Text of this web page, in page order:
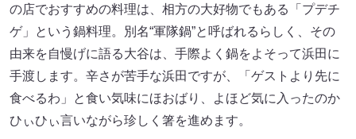
の店でおすすめの料理は、相方の大好物でもある「プデチ
ゲ」という鍋料理。別名“軍隊鍋”と呼ばれるらしく、その
由来を自慢げに語る大谷は、手際よく鍋をよそって浜田に
手渡します。辛さが苦手な浜田ですが、「ゲストより先に
食べるわ」と食い気味にほおばり、よほど気に入ったのか
ひぃひぃ言いながら珍しく箸を進めます。